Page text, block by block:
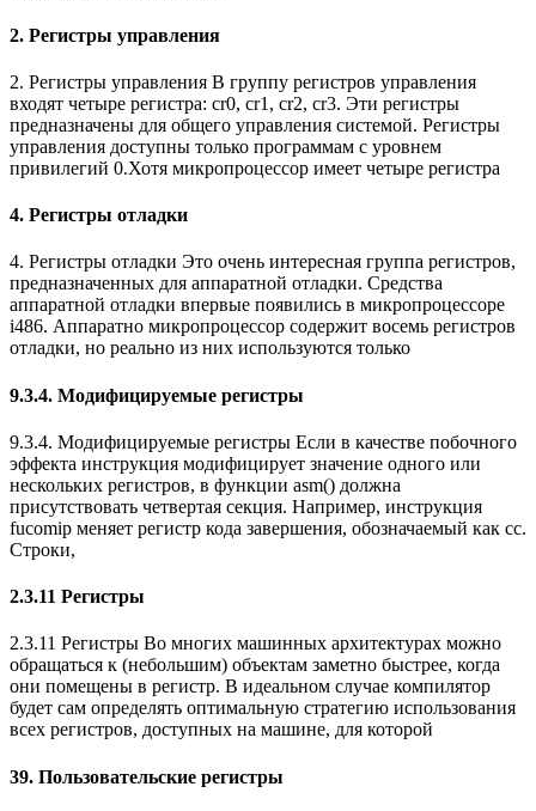
2. Регистры управления
2. Регистры управления В группу регистров управления
входят четыре регистра: cr0, cr1, cr2, cr3. Эти регистры
предназначены для общего управления системой. Регистры
управления доступны только программам с уровнем
привилегий 0.Хотя микропроцессор имеет четыре регистра
4. Регистры отладки
4. Регистры отладки Это очень интересная группа регистров,
предназначенных для аппаратной отладки. Средства
аппаратной отладки впервые появились в микропроцессоре
i486. Аппаратно микропроцессор содержит восемь регистров
отладки, но реально из них используются только
9.3.4. Модифицируемые регистры
9.3.4. Модифицируемые регистры Если в качестве побочного
эффекта инструкция модифицирует значение одного или
нескольких регистров, в функции asm() должна
присутствовать четвертая секция. Например, инструкция
fucomip меняет регистр кода завершения, обозначаемый как cc.
Строки,
2.3.11 Регистры
2.3.11 Регистры Во многих машинных архитектурах можно
обращаться к (небольшим) объектам заметно быстрее, когда
они помещены в регистр. В идеальном случае компилятор
будет сам определять оптимальную стратегию использования
всех регистров, доступных на машине, для которой
39. Пользовательские регистры